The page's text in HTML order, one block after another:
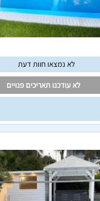
לא נמצאו חוות דעת
לא עודכנו תאריכים פנויים